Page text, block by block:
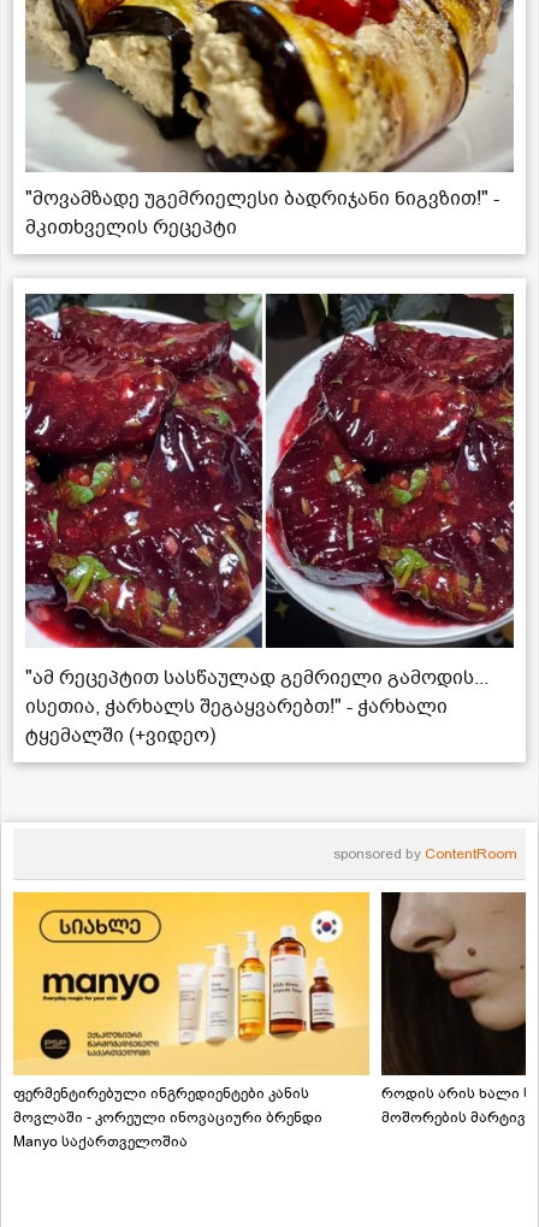
"მოვამზადე უგემრიელესი ბადრიჯანი ნიგვზით!" -
მკითხველის რეცეპტი
"ამ რეცეპტით სასწაულად გემრიელი გამოდის...
ისეთია, ჭარხალს შეგაყვარებთ!" - ჭარხალი
ტყემალში (+ვიდეო)
sponsored by ContentRoom
ფერმენტირებული ინგრედიენტები კანის
მოვლაში - კორეული ინოვაციური ბრენდი
Manyo საქართველოშია
როდის არის ხალი
მოშორების